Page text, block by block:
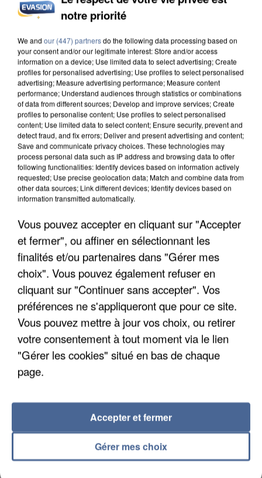
UNE TOURISTE DE L’OISE EMPORTÉE PAR UNE
COULÉE DE BOUE EN HAUTE-SAVOIE
LES DONNÉES DE 300 000 CLIENTS DÉROBÉES À
INTERMARCHÉ APRÈS UNE...
notre priorité
We and our (447) partnersdo the following data processing based on
your consent and/or our legitimate interest: Store and/or access
information on a device; Use limited data to select advertising; Create
profiles for personalised advertising; Use profiles to select personalised
advertising; Measure advertising performance; Measure content
performance; Understand audiences through statistics or combinations
of data from different sources; Develop and improve services; Create
profiles to personalise content; Use profiles to select personalised
content; Use limited data to select content; Ensure security, prevent and
detect fraud, and fix errors; Deliver and present advertising and content;
Save and communicate privacy choices. These technologies may
process personal data such as IP address and browsing data to offer
following functionalities: Identify devices based on information actively
requested; Use precise geolocation data; Match and combine data from
other data sources; Link different devices; Identify devices based on
information transmitted automatically.
Vous pouvez accepter en cliquant sur "Accepter
et fermer", ou affiner en sélectionnant les
finalités et/ou partenaires dans "Gérer mes
choix". Vous pouvez également refuser en
cliquant sur "Continuer sans accepter". Vos
préférences ne s'appliqueront que pour ce site.
Vous pouvez mettre à jour vos choix, ou retirer
votre consentement à tout moment via le lien
"Gérer les cookies" situé en bas de chaque
page.
Gérer mes choix
Accepter et fermer